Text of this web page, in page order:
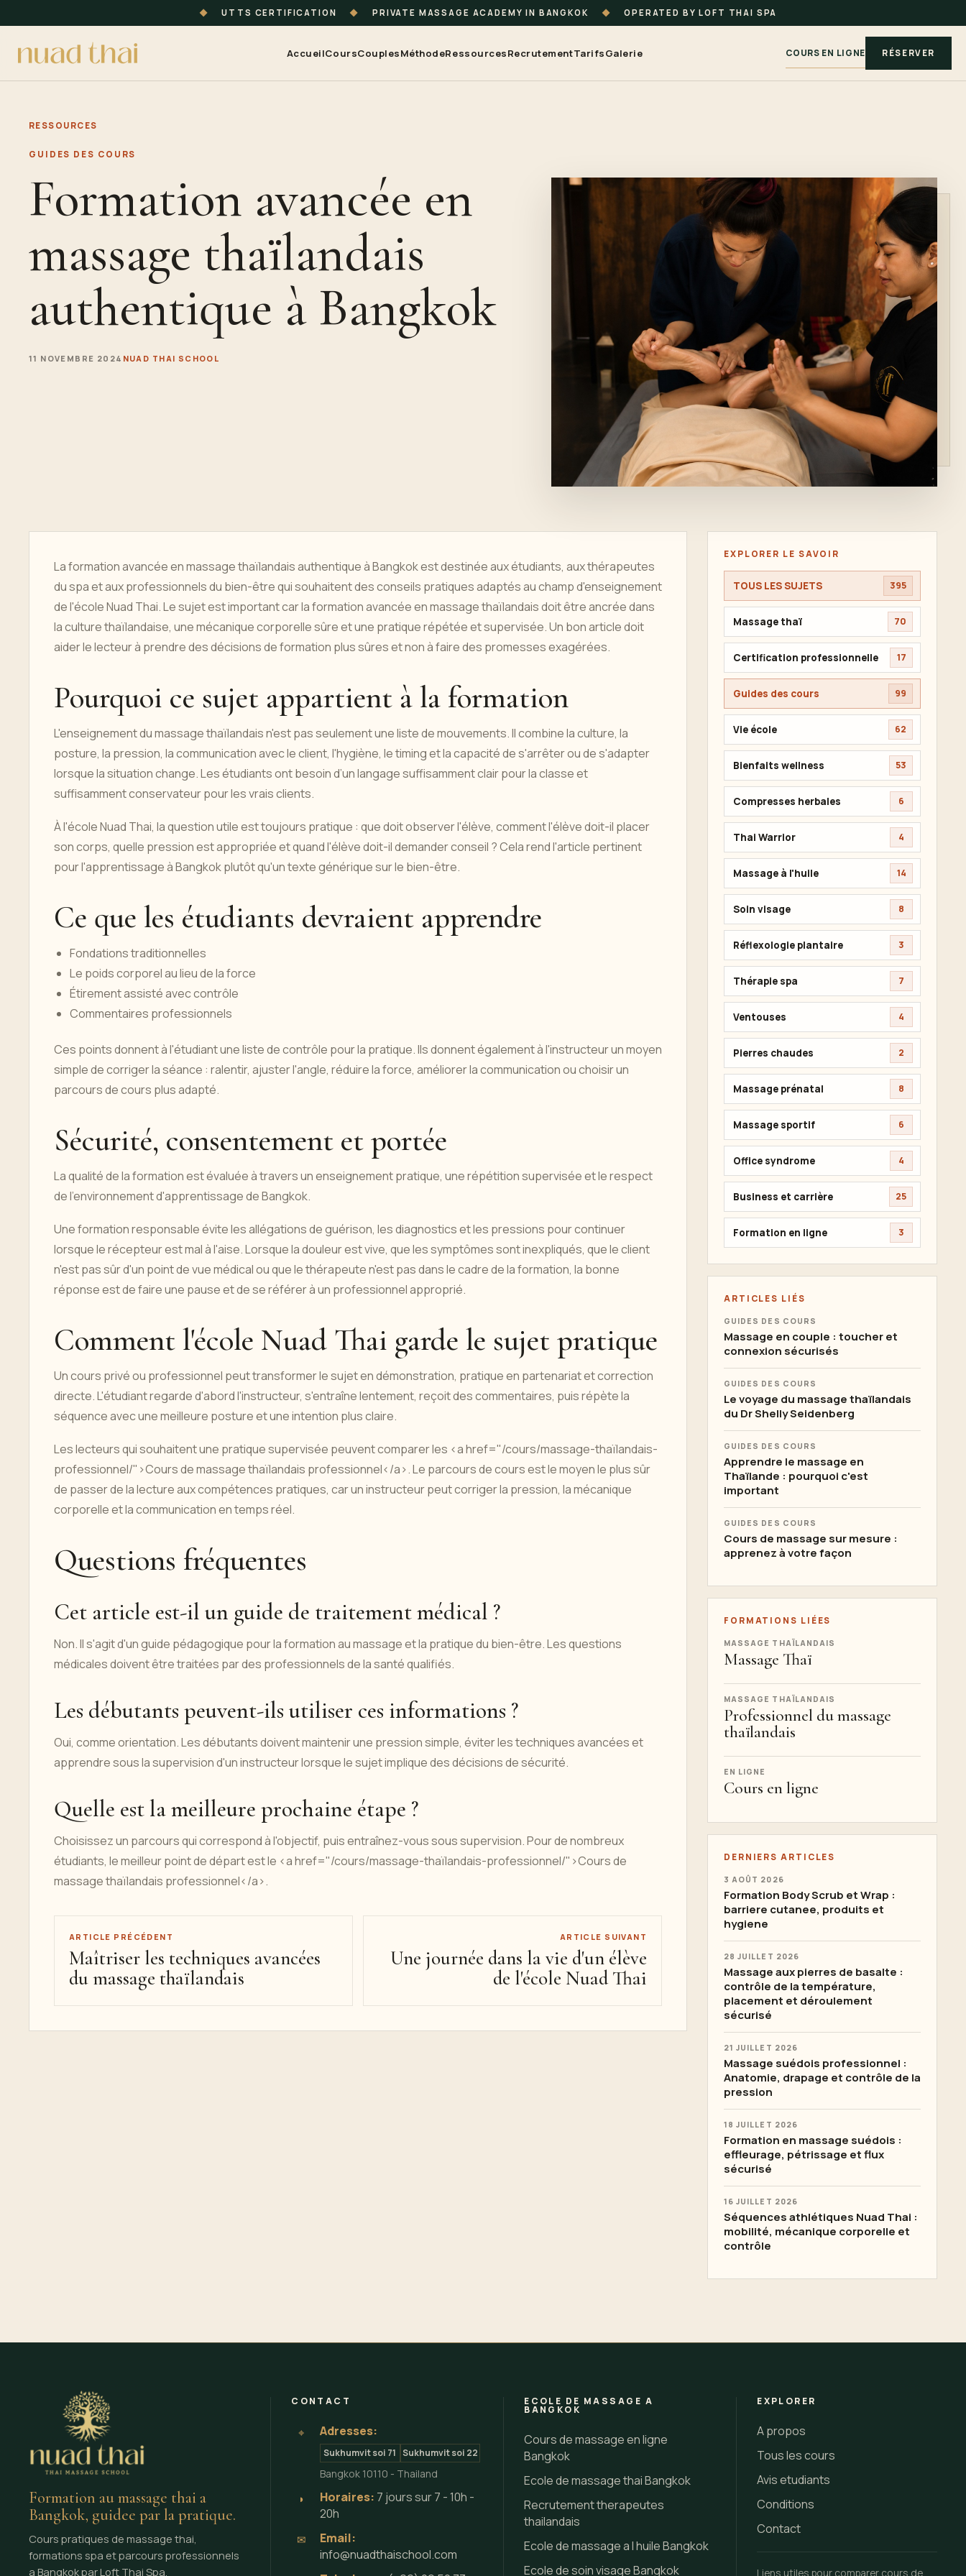
◆ UTTS CERTIFICATION ◆ PRIVATE MASSAGE ACADEMY IN BANGKOK ◆ OPERATED BY LOFT THAI SPA
AccueilCoursCouplesMéthodeRessourcesRecrutementTarifsGalerie COURS EN LIGNE RÉSERVER
RESSOURCES
GUIDES DES COURS
Formation avancée en
massage thaïlandais
authentique à Bangkok
11 NOVEMBRE 2024 NUAD THAI SCHOOL
La formation avancée en massage thaïlandais authentique à Bangkok est destinée aux étudiants, aux thérapeutes
du spa et aux professionnels du bien-être qui souhaitent des conseils pratiques adaptés au champ d'enseignement
de l'école Nuad Thai. Le sujet est important car la formation avancée en massage thaïlandais doit être ancrée dans
la culture thaïlandaise, une mécanique corporelle sûre et une pratique répétée et supervisée. Un bon article doit
aider le lecteur à prendre des décisions de formation plus sûres et non à faire des promesses exagérées.
Pourquoi ce sujet appartient à la formation
L'enseignement du massage thaïlandais n'est pas seulement une liste de mouvements. Il combine la culture, la
posture, la pression, la communication avec le client, l'hygiène, le timing et la capacité de s'arrêter ou de s'adapter
lorsque la situation change. Les étudiants ont besoin d’un langage suffisamment clair pour la classe et
suffisamment conservateur pour les vrais clients.
À l'école Nuad Thai, la question utile est toujours pratique : que doit observer l'élève, comment l'élève doit-il placer
son corps, quelle pression est appropriée et quand l'élève doit-il demander conseil ? Cela rend l'article pertinent
pour l'apprentissage à Bangkok plutôt qu'un texte générique sur le bien-être.
Ce que les étudiants devraient apprendre
Fondations traditionnelles
Le poids corporel au lieu de la force
Étirement assisté avec contrôle
Commentaires professionnels
Ces points donnent à l'étudiant une liste de contrôle pour la pratique. Ils donnent également à l'instructeur un moyen
simple de corriger la séance : ralentir, ajuster l'angle, réduire la force, améliorer la communication ou choisir un
parcours de cours plus adapté.
Sécurité, consentement et portée
La qualité de la formation est évaluée à travers un enseignement pratique, une répétition supervisée et le respect
de l'environnement d'apprentissage de Bangkok.
Une formation responsable évite les allégations de guérison, les diagnostics et les pressions pour continuer
lorsque le récepteur est mal à l'aise. Lorsque la douleur est vive, que les symptômes sont inexpliqués, que le client
n'est pas sûr d'un point de vue médical ou que le thérapeute n'est pas dans le cadre de la formation, la bonne
réponse est de faire une pause et de se référer à un professionnel approprié.
Comment l'école Nuad Thai garde le sujet pratique
Un cours privé ou professionnel peut transformer le sujet en démonstration, pratique en partenariat et correction
directe. L'étudiant regarde d'abord l'instructeur, s'entraîne lentement, reçoit des commentaires, puis répète la
séquence avec une meilleure posture et une intention plus claire.
Les lecteurs qui souhaitent une pratique supervisée peuvent comparer les <a href="/cours/massage-thaïlandais-
professionnel/">Cours de massage thaïlandais professionnel</a>. Le parcours de cours est le moyen le plus sûr
de passer de la lecture aux compétences pratiques, car un instructeur peut corriger la pression, la mécanique
corporelle et la communication en temps réel.
Questions fréquentes
Cet article est-il un guide de traitement médical ?
Non. Il s'agit d'un guide pédagogique pour la formation au massage et la pratique du bien-être. Les questions
médicales doivent être traitées par des professionnels de la santé qualifiés.
Les débutants peuvent-ils utiliser ces informations ?
Oui, comme orientation. Les débutants doivent maintenir une pression simple, éviter les techniques avancées et
apprendre sous la supervision d'un instructeur lorsque le sujet implique des décisions de sécurité.
Quelle est la meilleure prochaine étape ?
Choisissez un parcours qui correspond à l'objectif, puis entraînez-vous sous supervision. Pour de nombreux
étudiants, le meilleur point de départ est le <a href="/cours/massage-thaïlandais-professionnel/">Cours de
massage thaïlandais professionnel</a>.
ARTICLE PRÉCÉDENT
Maîtriser les techniques avancées
du massage thaïlandais
ARTICLE SUIVANT
Une journée dans la vie d'un élève
de l'école Nuad Thai
EXPLORER LE SAVOIR
TOUS LES SUJETS 395
Massage thaï 70
Certification professionnelle 17
Guides des cours 99
Vie école 62
Bienfaits wellness 53
Compresses herbales 6
Thai Warrior 4
Massage à l'huile 14
Soin visage 8
Réflexologie plantaire 3
Thérapie spa 7
Ventouses 4
Pierres chaudes 2
Massage prénatal 8
Massage sportif 6
Office syndrome 4
Business et carrière 25
Formation en ligne 3
ARTICLES LIÉS
GUIDES DES COURS
Massage en couple : toucher et
connexion sécurisés
GUIDES DES COURS
Le voyage du massage thaïlandais
du Dr Shelly Seidenberg
GUIDES DES COURS
Apprendre le massage en
Thaïlande : pourquoi c'est
important
GUIDES DES COURS
Cours de massage sur mesure :
apprenez à votre façon
FORMATIONS LIÉES
MASSAGE THAÏLANDAIS
Massage Thaï
MASSAGE THAÏLANDAIS
Professionnel du massage
thaïlandais
EN LIGNE
Cours en ligne
DERNIERS ARTICLES
3 AOÛT 2026
Formation Body Scrub et Wrap :
barriere cutanee, produits et
hygiene
28 JUILLET 2026
Massage aux pierres de basalte :
contrôle de la température,
placement et déroulement
sécurisé
21 JUILLET 2026
Massage suédois professionnel :
Anatomie, drapage et contrôle de la
pression
18 JUILLET 2026
Formation en massage suédois :
effleurage, pétrissage et flux
sécurisé
16 JUILLET 2026
Séquences athlétiques Nuad Thai :
mobilité, mécanique corporelle et
contrôle
Formation au massage thai a
Bangkok, guidee par la pratique.
Cours pratiques de massage thai,
formations spa et parcours professionnels
a Bangkok par Loft Thai Spa.
CONTACT
⌖ Adresses:
Sukhumvit soi 71 Sukhumvit soi 22
Bangkok 10110 - Thailand
◗ Horaires: 7 jours sur 7 - 10h -
20h
✉
Email:
info@nuadthaischool.com
ECOLE DE MASSAGE A
BANGKOK
Cours de massage en ligne
Bangkok
Ecole de massage thai Bangkok
Recrutement therapeutes
thailandais
Ecole de massage a l huile Bangkok
Ecole de soin visage Bangkok
EXPLORER
A propos
Tous les cours
Avis etudiants
Conditions
Contact
Liens utiles pour comparer cours de